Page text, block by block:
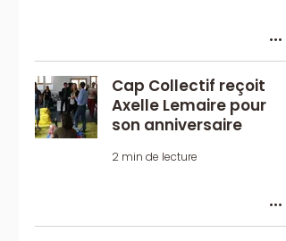
Cap Collectif reçoit
Axelle Lemaire pour
son anniversaire
2 min de lecture